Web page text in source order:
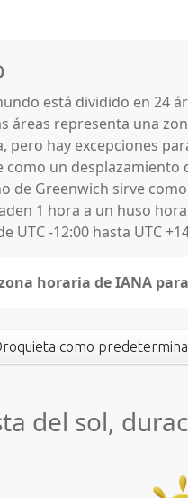
está dividido en 24
áreas representa una
pero hay excepciones
un desplazamiento
de Greenwich sirve
1 hora a un huso
UTC -12:00 hasta UTC
horaria de IANA
como
del sol,